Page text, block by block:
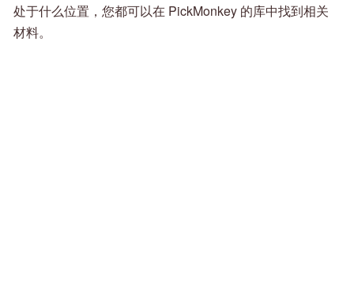
处于什么位置，您都可以在 PickMonkey 的库中找到相关
材料。